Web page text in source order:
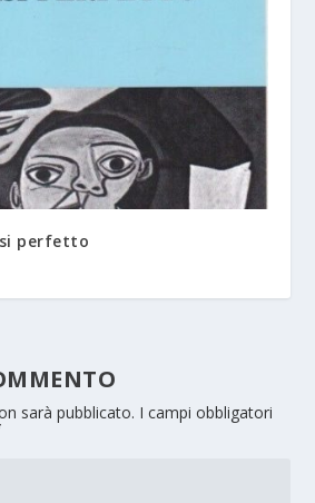
perfetto
sarà pubblicato. I campi obbligatori